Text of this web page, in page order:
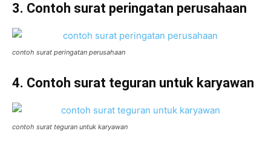
3. Contoh surat peringatan perusahaan
contoh surat peringatan perusahaan
4. Contoh surat teguran untuk karyawan
contoh surat teguran untuk karyawan